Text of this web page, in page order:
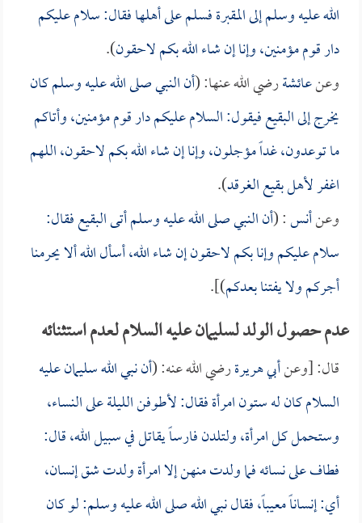
الله عليه وسلم إلى المقبرة فسلم على أهلها فقال: سلام عليكم
دار قوم مؤمنين، وإنا إن شاء الله بكم لاحقون).
وعنعائشةرضي الله عنها: (أن النبي صلى الله عليه وسلم كان
يخرج إلى البقيع فيقول: السلام عليكم دار قوم مؤمنين، وأتاكم
ما توعدون، غداً مؤجلون، وإنا إن شاء الله بكم لاحقون، اللهم
اغفر لأهل بقيع الغرقد).
وعنأنس: (أن النبي صلى الله عليه وسلم أتى البقيع فقال:
سلام عليكم وإنا بكم لاحقون إن شاء الله، أسأل الله ألا يحرمنا
أجركم ولا يفتنا بعدكم)].
عدم حصول الولد لسليمان عليه السلام لعدم استثنائه
قال: [وعنأبي هريرةرضي الله عنه: (أن نبي الله سليمان عليه
السلام كان له ستون امرأة فقال: لأطوفن الليلة على النساء،
وستحمل كل امرأة، ولتلدن فارساً يقاتل في سبيل الله، قال:
فطاف على نسائه فما ولدت منهن إلا امرأة ولدت شق إنسان،
أي: إنساناً معيباً، فقال نبي الله صلى الله عليه وسلم: لو كان